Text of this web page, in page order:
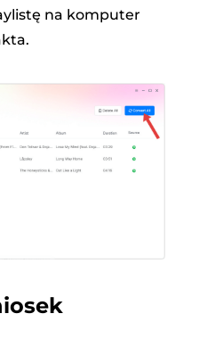
na komputer